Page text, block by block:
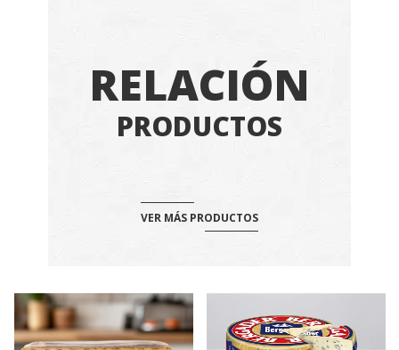
RELACIÓN
PRODUCTOS
VER MÁS PRODUCTOS